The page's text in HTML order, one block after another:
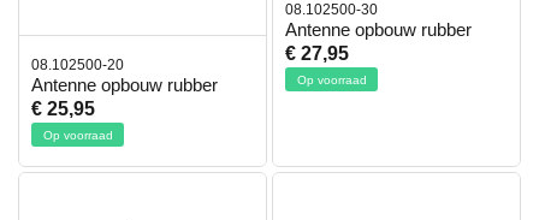
08.102500-20
Antenne opbouw rubber
€ 25,95
Op voorraad
08.102500-30
Antenne opbouw rubber
€ 27,95
Op voorraad